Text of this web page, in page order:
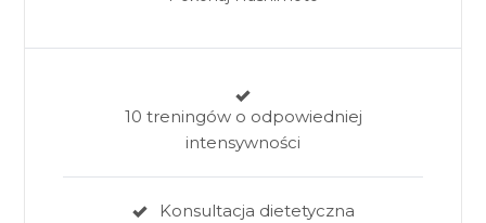
10 treningów o odpowiedniej
intensywności
Konsultacja dietetyczna